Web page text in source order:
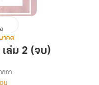
าคต
เล่ม 2 (จบ)
กา